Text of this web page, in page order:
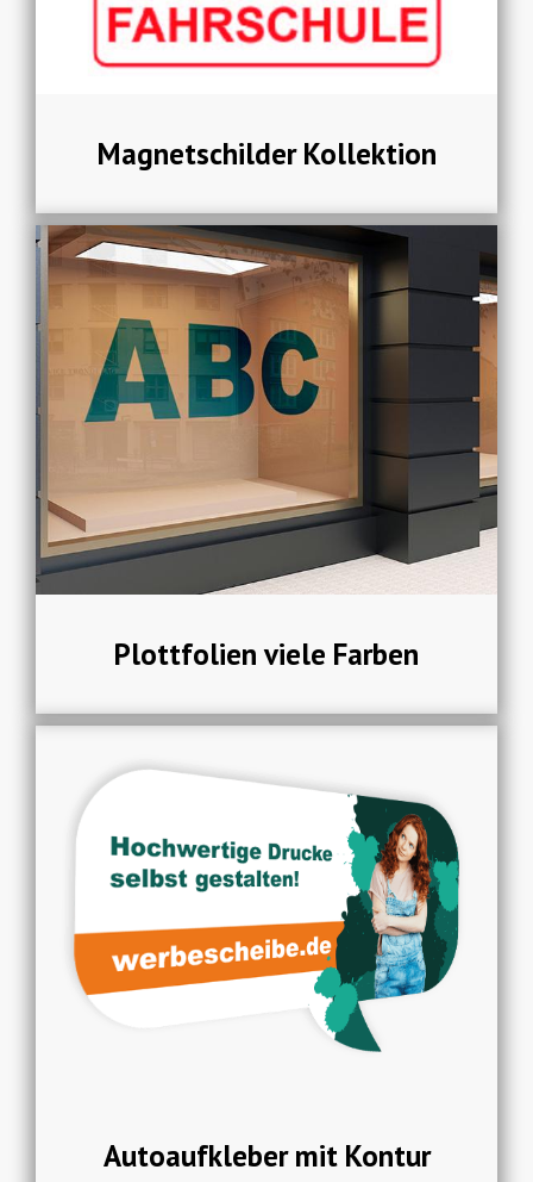
Magnetschilder Kollektion
Plottfolien viele Farben
Autoaufkleber mit Kontur